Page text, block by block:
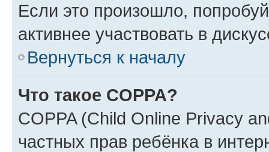
Если это произошло,
активнее участвовать в
Вернуться к началу
Что такое COPPA?
COPPA (Child Online Privacy
частных прав ребёнка в